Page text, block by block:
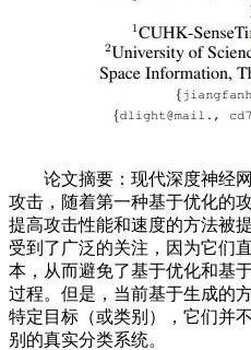
论文摘要：现代深度神经网
攻击，随着第一种基于优化的
提高攻击性能和速度的方法被
受到了广泛的关注，因为它们
本，从而避免了基于优化和基
过程。但是，当前基于生成的
特定目标（或类别），它们并
别的真实分类系统。